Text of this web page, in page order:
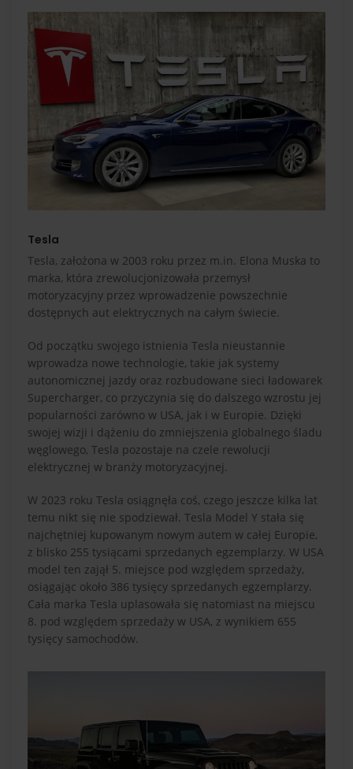
Tesla
Tesla, założona w 2003 roku przez m.in. Elona Muska to
marka, która zrewolucjonizowała przemysł
motoryzacyjny przez wprowadzenie powszechnie
dostępnych aut elektrycznych na całym świecie.
Od początku swojego istnienia Tesla nieustannie
wprowadza nowe technologie, takie jak systemy
autonomicznej jazdy oraz rozbudowane sieci ładowarek
Supercharger, co przyczynia się do dalszego wzrostu jej
popularności zarówno w USA, jak i w Europie. Dzięki
swojej wizji i dążeniu do zmniejszenia globalnego śladu
węglowego, Tesla pozostaje na czele rewolucji
elektrycznej w branży motoryzacyjnej.
W 2023 roku Tesla osiągnęła coś, czego jeszcze kilka lat
temu nikt się nie spodziewał. Tesla Model Y stała się
najchętniej kupowanym nowym autem w całej Europie,
z blisko 255 tysiącami sprzedanych egzemplarzy. W USA
model ten zajął 5. miejsce pod względem sprzedaży,
osiągając około 386 tysięcy sprzedanych egzemplarzy.
Cała marka Tesla uplasowała się natomiast na miejscu
8. pod względem sprzedaży w USA, z wynikiem 655
tysięcy samochodów.